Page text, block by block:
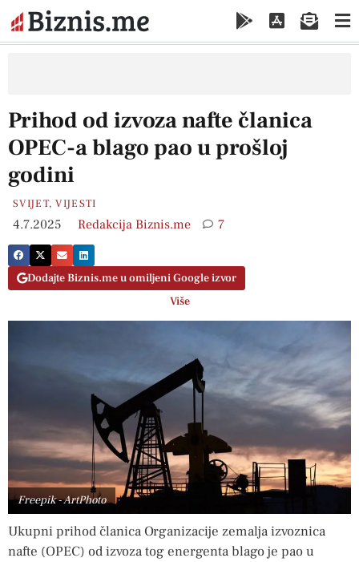
Prihod od izvoza nafte članica
OPEC-a blago pao u prošloj
godini
SVIJET,VIJESTI
4.7.2025 Redakcija Biznis.me 7
Dodajte Biznis.me u omiljeni Google izvor
Više
Freepik - ArtPhoto
Ukupni prihod članica Organizacije zemalja izvoznica
nafte (OPEC) od izvoza tog energenta blago je pao u